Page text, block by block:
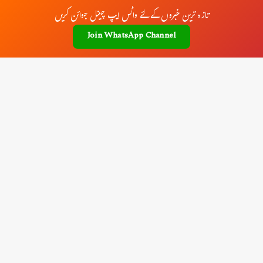
تازہ ترین خبروں کے لئے واٹس ایپ چینل جوائن کریں
Join WhatsApp Channel